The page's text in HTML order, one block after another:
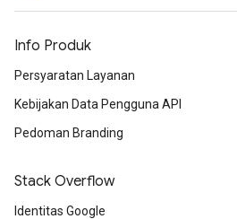
Info Produk
Persyaratan Layanan
Kebijakan Data Pengguna API
Pedoman Branding
Stack Overflow
Identitas Google